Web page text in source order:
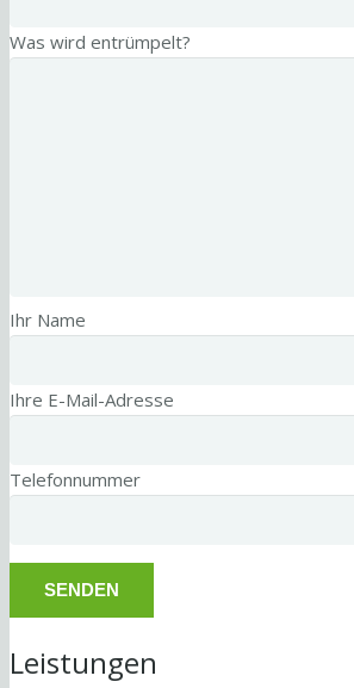
Was wird entrümpelt?
Ihr Name
Ihre E-Mail-Adresse
Telefonnummer
Leistungen